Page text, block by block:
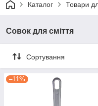
Каталог Товари
Совок для сміття
Сортування
–11%